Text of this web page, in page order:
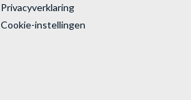
Privacyverklaring
Cookie-instellingen